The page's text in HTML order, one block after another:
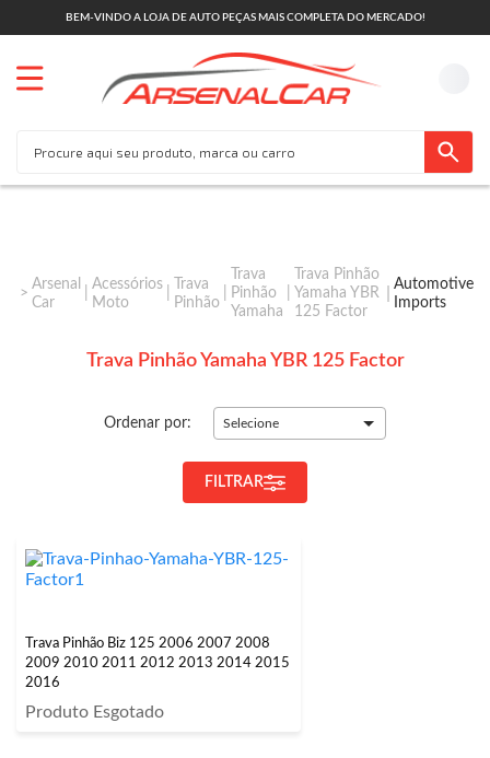
BEM-VINDO A LOJA DE AUTO PEÇAS MAIS COMPLETA DO MERCADO!
Arsenal
Car
Acessórios
Moto
Trava
Pinhão
Trava
Pinhão
Yamaha
Trava Pinhão
Yamaha YBR
125 Factor
Automotive
Imports
Trava Pinhão Yamaha YBR 125 Factor
Ordenar por: Selecione
FILTRAR
Trava Pinhão Biz 125 2006 2007 2008
2009 2010 2011 2012 2013 2014 2015
2016
Produto Esgotado